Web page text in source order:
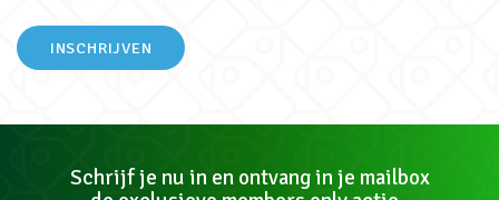
Schrijf je nu in en ontvang in je mailbox